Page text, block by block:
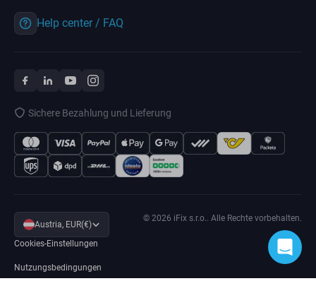
Help center / FAQ
Sichere Bezahlung und Lieferung
Austria, EUR(€)
Cookies-Einstellungen
Nutzungsbedingungen
© 2026 iFix s.r.o.. Alle Rechte vorbehalten.